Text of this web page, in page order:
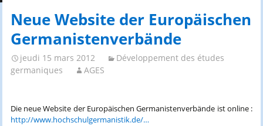
Neue Website der Europäischen
Germanistenverbände
jeudi 15 mars 2012
Développement des études
germaniques
AGES
Die neue Website der Europäischen Germanistenverbände ist online :
http://www.hochschulgermanistik.de/…